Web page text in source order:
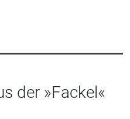
der »Fackel«